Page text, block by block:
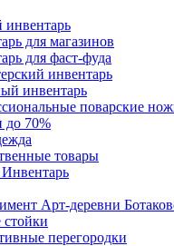
для магазинов
для фаст-фуда
инвентарь
инвентарь
поварские
до 70%
товары
Инвентарь
Арт-деревни
перегородки